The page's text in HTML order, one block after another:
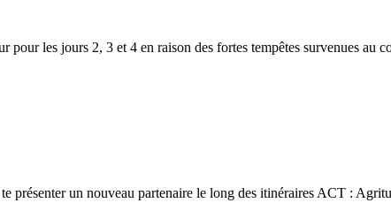
les jours 2, 3 et 4 en raison des fortes tempêtes survenues au
présenter un nouveau partenaire le long des itinéraires ACT :